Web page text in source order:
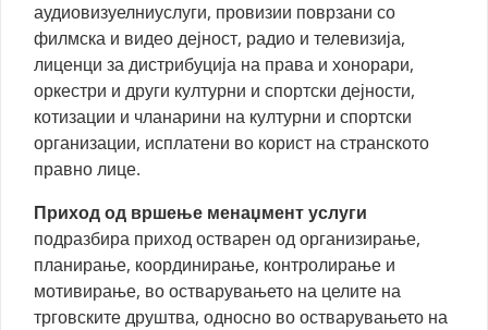
аудиовизуелниуслуги, провизии поврзани со
филмска и видео дејност, радио и телевизија,
лиценци за дистрибуција на права и хонорари,
оркестри и други културни и спортски дејности,
котизации и чланарини на културни и спортски
организации, исплатени во корист на странското
правно лице.
Приход од вршење менаџмент услуги
подразбира приход остварен од организирање,
планирање, координирање, контролирање и
мотивирање, во остварувањето на целите на
трговските друштва, односно во остварувањето на